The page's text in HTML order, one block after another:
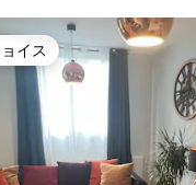
トチョイスです。
イス